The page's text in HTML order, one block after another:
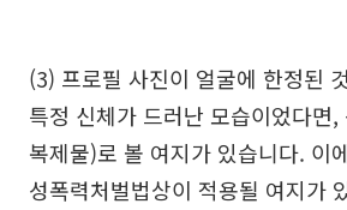
(3) 프로필 사진이 얼굴에 한정된
특정 신체가 드러난 모습이었다면
복제물)로 볼 여지가 있습니다. 이
성폭력처벌법상이 적용될 여지가